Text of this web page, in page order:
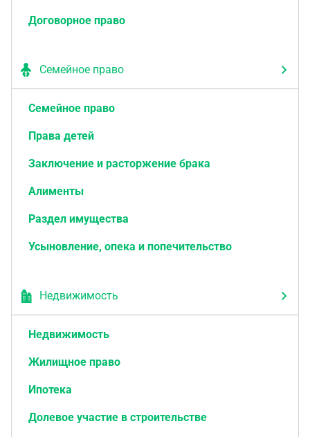
Договорное право
Семейное право
Семейное право
Права детей
Заключение и расторжение брака
Алименты
Раздел имущества
Усыновление, опека и попечительство
Недвижимость
Недвижимость
Жилищное право
Ипотека
Долевое участие в строительстве